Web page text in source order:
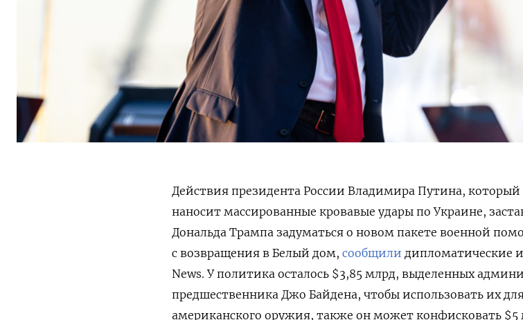
Действия президента России Владимира Путина,
наносит массированные кровавые удары по Украине,
Дональда Трампа задуматься о новом пакете военной
с возвращения в Белый дом, сообщили дипломатические
News. У политика осталось $3,85 млрд, выделенных
предшественника Джо Байдена, чтобы использовать их
американского оружия, также он может конфисковать